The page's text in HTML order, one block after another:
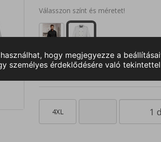
Válasszon színt és méretet!
XS S M XL 2XL
4XL